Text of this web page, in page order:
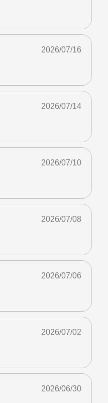
2026/07/16
2026/07/14
2026/07/10
2026/07/08
2026/07/06
2026/07/02
2026/06/30